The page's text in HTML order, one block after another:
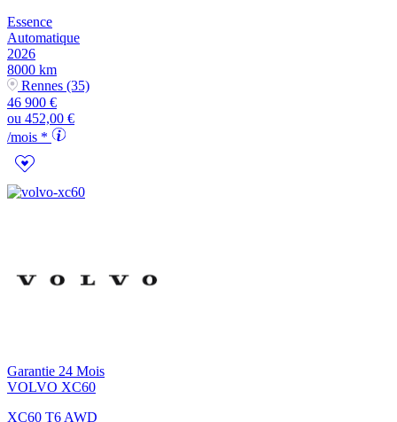
Essence
Automatique
2026
8000 km
Rennes (35)
46 900 €
ou 452,00 €
/mois *
Garantie 24 Mois
VOLVO XC60
XC60 T6 AWD